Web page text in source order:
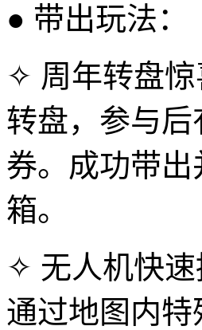
● 带出玩法：
✧ 周年转盘惊
转盘，参与
券。成功带
箱。
✧ 无人机快速
通过地图内